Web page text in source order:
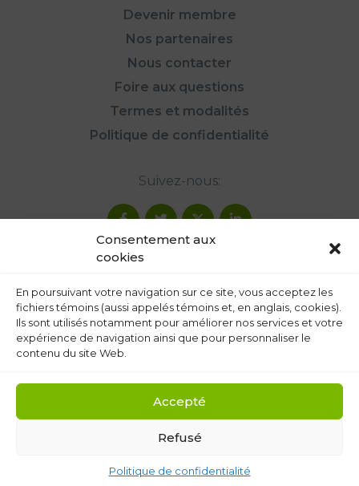
Consentement aux
cookies
En poursuivant votre navigation sur ce site, vous acceptez les
fichiers témoins (aussi appelés témoins et, en anglais, cookies).
Ils sont utilisés notamment pour améliorer nos services et votre
expérience de navigation ainsi que pour personnaliser le
contenu du site Web.
Accepté
Refusé
Politique de confidentialité
Devenir membre
Nos partenaires
Nous contacter
Foire aux questions
Termes et modalités
Politique de confidentialité
Suivez-nous: